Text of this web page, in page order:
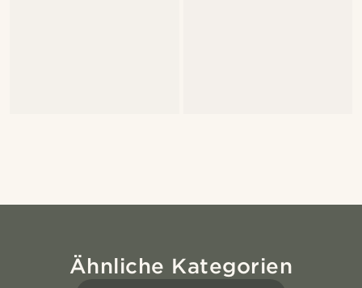
Ähnliche Kategorien